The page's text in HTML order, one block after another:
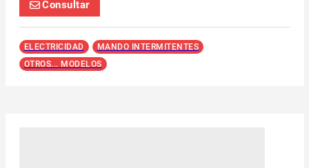
Consultar
ELECTRICIDAD
MANDO INTERMITENTES
OTROS... MODELOS